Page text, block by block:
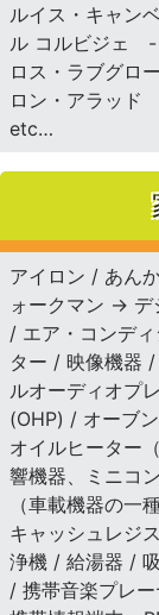
ルイス・キャ
ル コルビジェ
ロス・ラブグ
ロン・アラッ
etc…
アイロン / あん
ォークマン → デ
/ エア・コンデ
ター / 映像機器
ルオーディオプ
(OHP) / オーブ
オイルヒーター
響機器、ミニコ
（車載機器の
キャッシュレジ
浄機 / 給湯器 /
/ 携帯音楽プレ